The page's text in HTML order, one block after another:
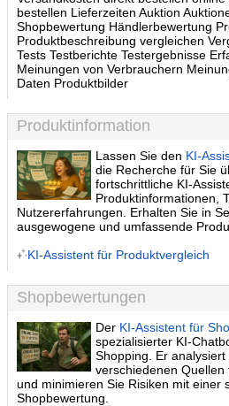
bestellen Lieferzeiten Auktion
Shopbewertung Händlerbewertung
Produktbeschreibung vergleichen
Tests Testberichte Testergebnisse
Meinungen von Verbrauchern
Daten Produktbilder
Produktinformation
Lassen Sie den KI-
die Recherche für Sie
fortschrittliche KI-
Produktinformationen,
Nutzererfahrungen. Erhalten Sie in
ausgewogene und umfassende
KI-Assistent für Produktvergleich
Shopbewertungen
Der KI-Assistent für
spezialisierter KI-
Shopping. Er
verschiedenen
und minimieren Sie Risiken mit einer
Shopbewertung.